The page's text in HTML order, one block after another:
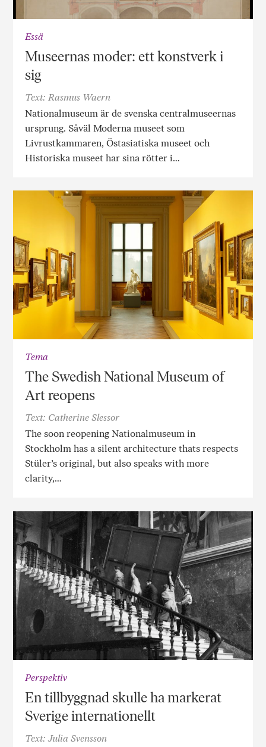
Essä
Museernas moder: ett konstverk i
sig
Text: Rasmus Waern
Nationalmuseum är de svenska centralmuseernas
ursprung. Såväl Moderna museet som
Livrustkammaren, Östasiatiska museet och
Historiska museet har sina rötter i…
Tema
The Swedish National Museum of
Art reopens
Text: Catherine Slessor
The soon reopening Nationalmuseum in
Stockholm has a silent architecture thats respects
Stüler’s original, but also speaks with more
clarity,…
Perspektiv
En tillbyggnad skulle ha markerat
Sverige internationellt
Text: Julia Svensson